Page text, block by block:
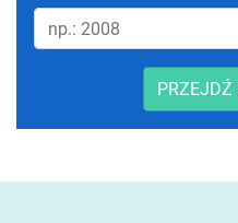
PRZEJDŹ